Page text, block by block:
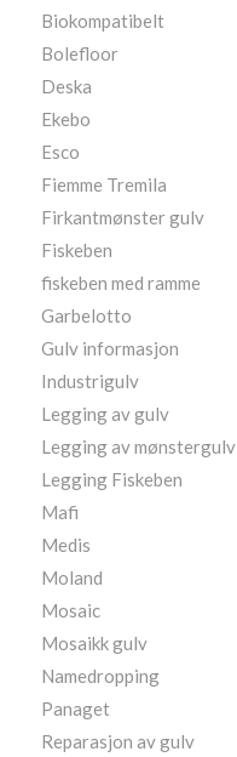
Biokompatibelt
Bolefloor
Deska
Ekebo
Esco
Fiemme Tremila
Firkantmønster gulv
Fiskeben
fiskeben med ramme
Garbelotto
Gulv informasjon
Industrigulv
Legging av gulv
Legging av mønstergulv
Legging Fiskeben
Mafi
Medis
Moland
Mosaic
Mosaikk gulv
Namedropping
Panaget
Reparasjon av gulv